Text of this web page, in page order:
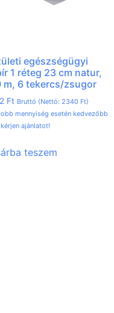
egészségügyi
1 réteg 23 cm natur,
m, 6 tekercs/zsugor
Ft Bruttó (Nettó: 2340 Ft)
mennyiség esetén kedvezőbb
ajánlatot!
teszem